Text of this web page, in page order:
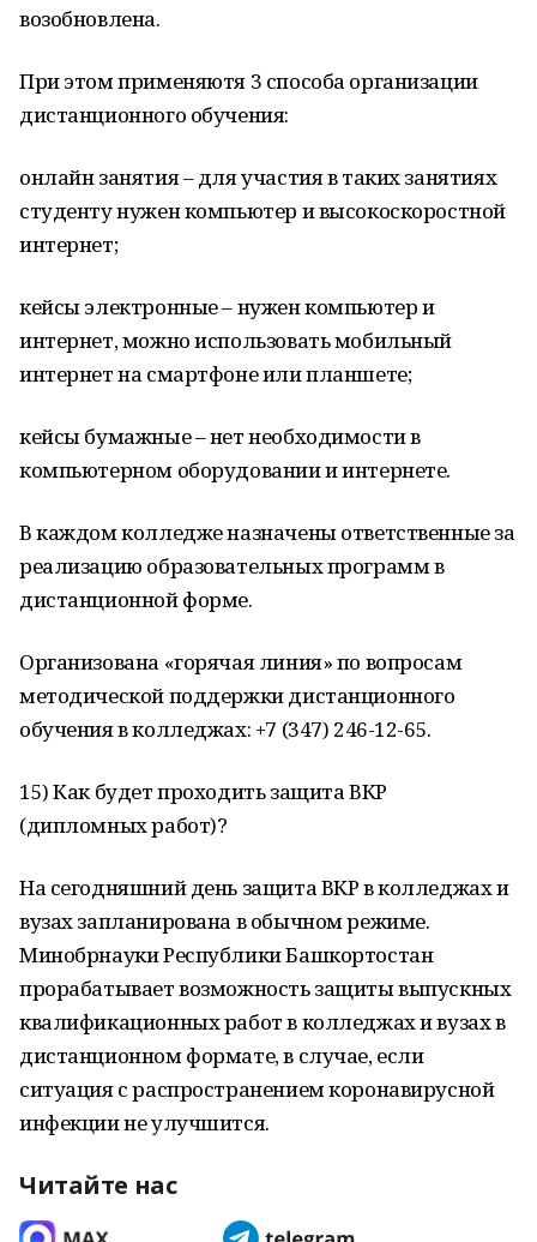
возобновлена.
При этом применяютя 3 способа организации
дистанционного обучения:
онлайн занятия – для участия в таких занятиях
студенту нужен компьютер и высокоскоростной
интернет;
кейсы электронные – нужен компьютер и
интернет, можно использовать мобильный
интернет на смартфоне или планшете;
кейсы бумажные – нет необходимости в
компьютерном оборудовании и интернете.
В каждом колледже назначены ответственные за
реализацию образовательных программ в
дистанционной форме.
Организована «горячая линия» по вопросам
методической поддержки дистанционного
обучения в колледжах: +7 (347) 246-12-65.
15) Как будет проходить защита ВКР
(дипломных работ)?
На сегодняшний день защита ВКР в колледжах и
вузах запланирована в обычном режиме.
Минобрнауки Республики Башкортостан
прорабатывает возможность защиты выпускных
квалификационных работ в колледжах и вузах в
дистанционном формате, в случае, если
ситуация с распространением коронавирусной
инфекции не улучшится.
Читайте нас